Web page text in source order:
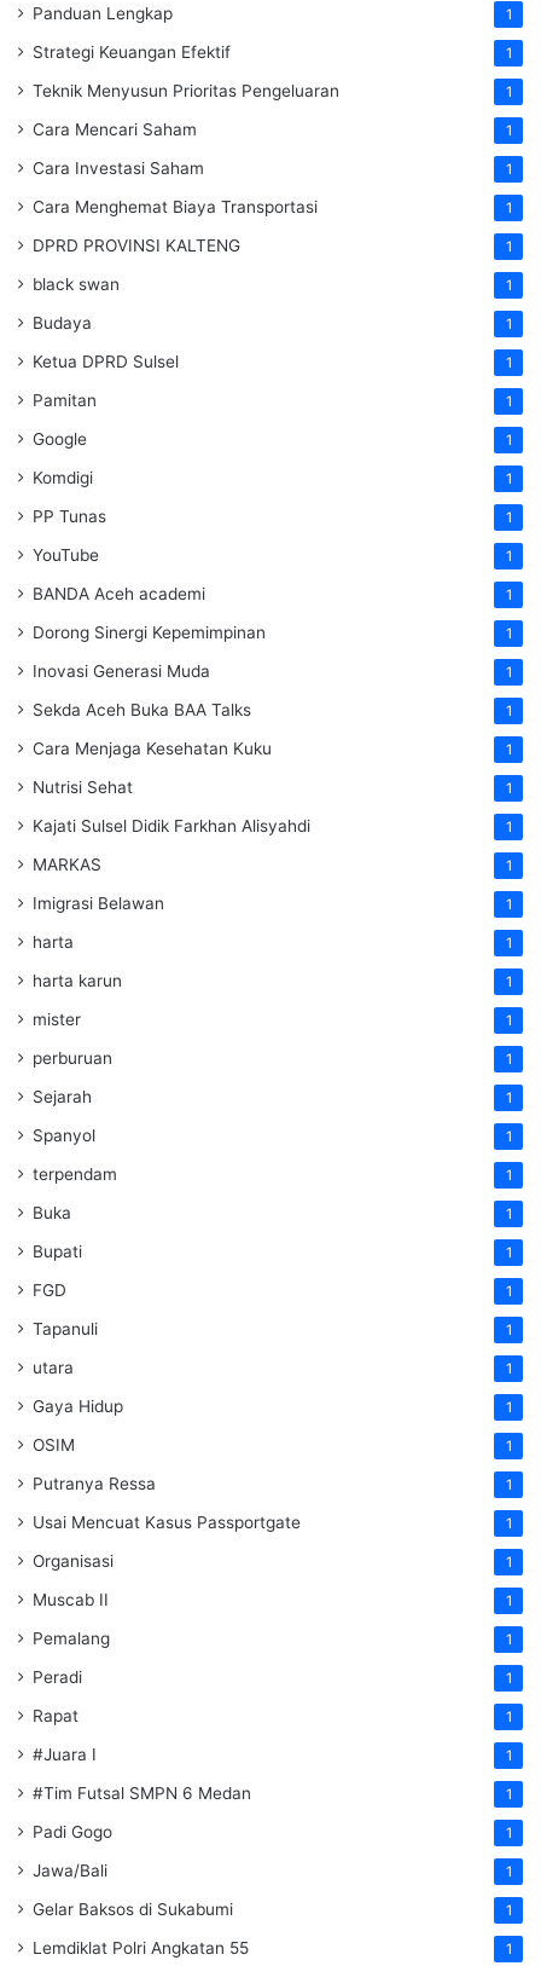
Panduan Lengkap 1
Strategi Keuangan Efektif 1
Teknik Menyusun Prioritas Pengeluaran 1
Cara Mencari Saham 1
Cara Investasi Saham 1
Cara Menghemat Biaya Transportasi 1
DPRD PROVINSI KALTENG 1
black swan 1
Budaya 1
Ketua DPRD Sulsel 1
Pamitan 1
Google 1
Komdigi 1
PP Tunas 1
YouTube 1
BANDA Aceh academi 1
Dorong Sinergi Kepemimpinan 1
Inovasi Generasi Muda 1
Sekda Aceh Buka BAA Talks 1
Cara Menjaga Kesehatan Kuku 1
Nutrisi Sehat 1
Kajati Sulsel Didik Farkhan Alisyahdi 1
MARKAS 1
Imigrasi Belawan 1
harta 1
harta karun 1
mister 1
perburuan 1
Sejarah 1
Spanyol 1
terpendam 1
Buka 1
Bupati 1
FGD 1
Tapanuli 1
utara 1
Gaya Hidup 1
OSIM 1
Putranya Ressa 1
Usai Mencuat Kasus Passportgate 1
Organisasi 1
Muscab II 1
Pemalang 1
Peradi 1
Rapat 1
#Juara I 1
#Tim Futsal SMPN 6 Medan 1
Padi Gogo 1
Jawa/Bali 1
Gelar Baksos di Sukabumi 1
Lemdiklat Polri Angkatan 55 1